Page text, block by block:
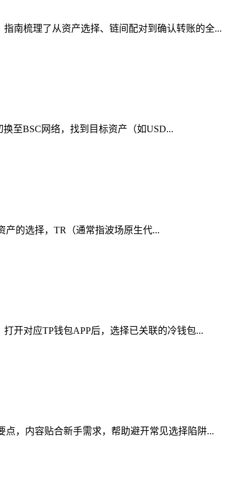
南梳理了从资产选择、链间配对到确认转账的全...
至BSC网络，找到目标资产（如USD...
产的选择，TR（通常指波场原生代...
开对应TP钱包APP后，选择已关联的冷钱包...
，内容贴合新手需求，帮助避开常见选择陷阱...